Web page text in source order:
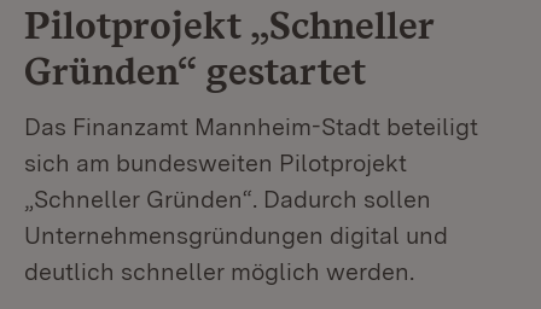
Pilotprojekt „Schneller
Gründen“ gestartet
Das Finanzamt Mannheim-Stadt beteiligt
sich am bundesweiten Pilotprojekt
„Schneller Gründen“. Dadurch sollen
Unternehmensgründungen digital und
deutlich schneller möglich werden.